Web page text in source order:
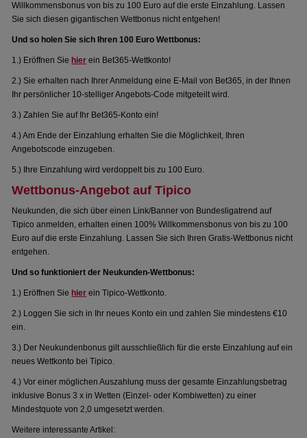
Willkommensbonus von bis zu 100 Euro auf die erste Einzahlung. Lassen
Sie sich diesen gigantischen Wettbonus nicht entgehen!
Und so holen Sie sich Ihren 100 Euro Wettbonus:
1.) Eröffnen Sie hier ein Bet365-Wettkonto!
2.) Sie erhalten nach Ihrer Anmeldung eine E-Mail von Bet365, in der Ihnen
Ihr persönlicher 10-stelliger Angebots-Code mitgeteilt wird.
3.) Zahlen Sie auf Ihr Bet365-Konto ein!
4.) Am Ende der Einzahlung erhalten Sie die Möglichkeit, Ihren
Angebotscode einzugeben.
5.) Ihre Einzahlung wird verdoppelt bis zu 100 Euro.
Wettbonus-Angebot auf Tipico
Neukunden, die sich über einen Link/Banner von Bundesligatrend auf
Tipico anmelden, erhalten einen 100% Willkommensbonus von bis zu 100
Euro auf die erste Einzahlung. Lassen Sie sich Ihren Gratis-Wettbonus nicht
entgehen.
Und so funktioniert der Neukunden-Wettbonus:
1.) Eröffnen Sie hier ein Tipico-Wettkonto.
2.) Loggen Sie sich in Ihr neues Konto ein und zahlen Sie mindestens €10
ein.
3.) Der Neukundenbonus gilt ausschließlich für die erste Einzahlung auf ein
neues Wettkonto bei Tipico.
4.) Vor einer möglichen Auszahlung muss der gesamte Einzahlungsbetrag
inklusive Bonus 3 x in Wetten (Einzel- oder Kombiwetten) zu einer
Mindestquote von 2,0 umgesetzt werden.
Weitere interessante Artikel: